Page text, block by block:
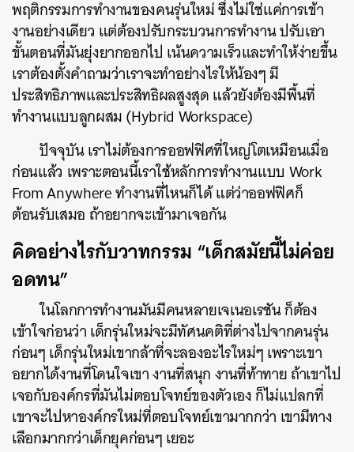
พฤติกรรมการทำงานของคนรุ่นใหม่ ซึ่งไม่ใช่แค่การเข้า
งานอย่างเดียว แต่ต้องปรับกระบวนการทำงาน ปรับเอา
ขั้นตอนที่มันยุ่งยากออกไป เน้นความเร็วและทำให้ง่ายขึ้น
เราต้องตั้งคำถามว่าเราจะทำอย่างไรให้น้องๆ มี
ประสิทธิภาพและประสิทธิผลสูงสุด แล้วยังต้องมีพื้นที่
ทำงานแบบลูกผสม (Hybrid Workspace)
ปัจจุบัน เราไม่ต้องการออฟฟิศที่ใหญ่โตเหมือนเมื่อ
ก่อนแล้ว เพราะตอนนี้เราใช้หลักการทำงานแบบ Work
From Anywhere ทำงานที่ไหนก็ได้ แต่ว่าออฟฟิศก็
ต้อนรับเสมอ ถ้าอยากจะเข้ามาเจอกัน
คิดอย่างไรกับวาทกรรม “เด็กสมัยนี้ไม่ค่อย
อดทน”
ในโลกการทำงานมันมีคนหลายเจเนอเรชัน ก็ต้อง
เข้าใจก่อนว่า เด็กรุ่นใหม่จะมีทัศนคติที่ต่างไปจากคนรุ่น
ก่อนๆ เด็กรุ่นใหม่เขากล้าที่จะลองอะไรใหม่ๆ เพราะเขา
อยากได้งานที่โดนใจเขา งานที่สนุก งานที่ท้าทาย ถ้าเขาไป
เจอกับองค์กรที่มันไม่ตอบโจทย์ของตัวเอง ก็ไม่แปลกที่
เขาจะไปหาองค์กรใหม่ที่ตอบโจทย์เขามากกว่า เขามีทาง
เลือกมากกว่าเด็กยุคก่อนๆ เยอะ